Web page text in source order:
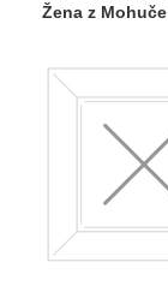
Žena z Mohuče